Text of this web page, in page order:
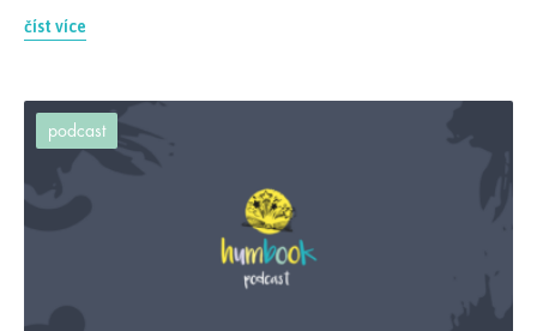
číst více
podcast